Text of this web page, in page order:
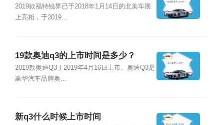
2019款福特锐界已于2018年1月14日的北美车展
上亮相，于2019...
19款奥迪q3的上市时间是多少？
2019款奥迪Q3于2019年4月16日上市。奥迪Q3是
豪华汽车品牌奥...
新q3什么时候上市时间